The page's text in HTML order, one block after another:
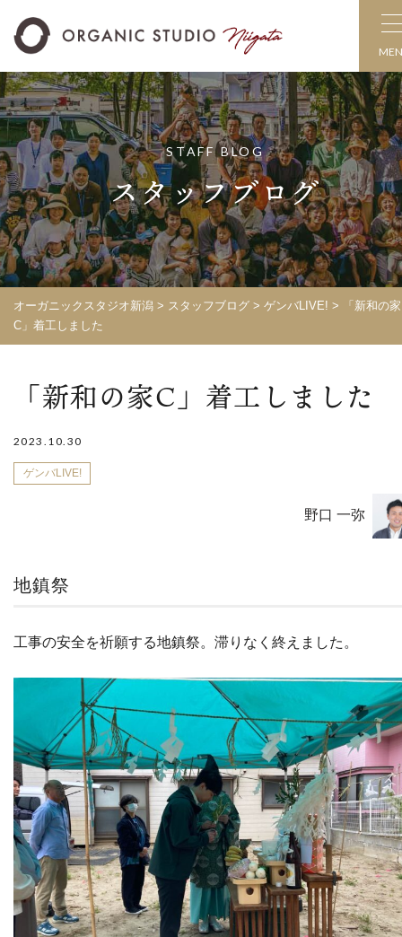
STAFF BLOG
スタッフブログ
オーガニックスタジオ新潟 > スタッフブログ > ゲンバLIVE! >
「新和の家
C」着工しました
「新和の家C」着工しました
2023.10.30
ゲンバLIVE!
野口 一弥
地鎮祭
工事の安全を祈願する地鎮祭。滞りなく終えました。